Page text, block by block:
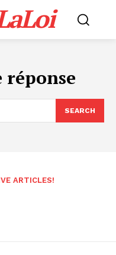
SEARCH
ARTICLES!